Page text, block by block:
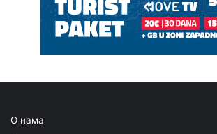
О нама